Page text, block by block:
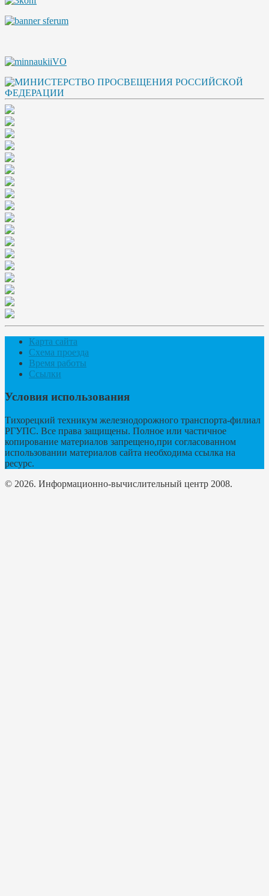
Карта сайта
Схема проезда
Время работы
Ссылки
Условия использования
Тихорецкий техникум железнодорожного транспорта-филиал
РГУПС. Все права защищены. Полное или частичное
копирование материалов запрещено,при согласованном
использовании материалов сайта необходима ссылка на
ресурс.
© 2026. Информационно-вычислительный центр 2008.